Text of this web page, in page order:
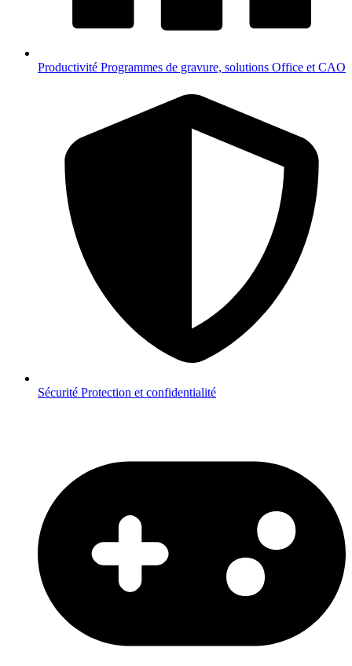
Productivité Programmes de gravure, solutions Office et CAO
Sécurité Protection et confidentialité